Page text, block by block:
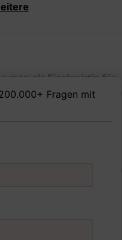
man als Fischwirtin für
Ihrer Meinung nach
Fragen mit